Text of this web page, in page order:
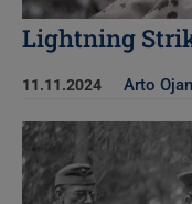
Lightning
11.11.2024 Arto
Kuva